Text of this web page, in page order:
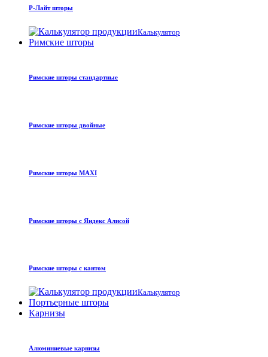
Р-Лайт шторы
Калькулятор
Римские шторы
Римские шторы стандартные
Римские шторы двойные
Римские шторы MAXI
Римские шторы с Яндекс Алисой
Римские шторы с кантом
Калькулятор
Портьерные шторы
Карнизы
Алюминиевые карнизы